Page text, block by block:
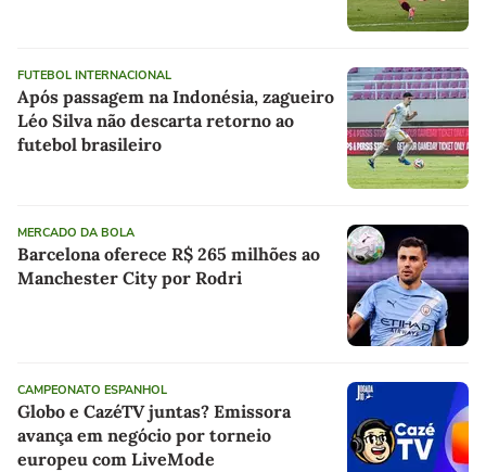
FUTEBOL INTERNACIONAL
Após passagem na Indonésia, zagueiro
Léo Silva não descarta retorno ao
futebol brasileiro
MERCADO DA BOLA
Barcelona oferece R$ 265 milhões ao
Manchester City por Rodri
CAMPEONATO ESPANHOL
Globo e CazéTV juntas? Emissora
avança em negócio por torneio
europeu com LiveMode